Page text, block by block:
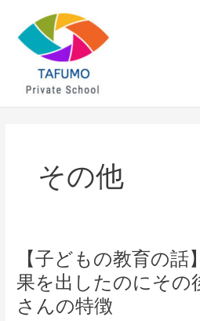
その他
【子どもの教育の話
果を出したのにその
さんの特徴
【子
ど
も
の